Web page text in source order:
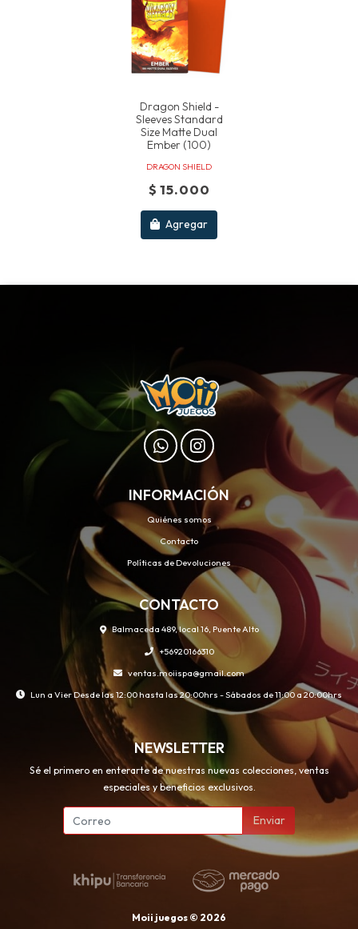
Dragon Shield -
Sleeves Standard
Size Matte Dual
Ember (100)
DRAGON SHIELD
$ 15.000
Agregar
INFORMACIÓN
Quiénes somos
Contacto
Políticas de Devoluciones
CONTACTO
Balmaceda 489, local 16, Puente Alto
+56920166310
ventas.moiispa@gmail.com
Lun a Vier Desde las 12:00 hasta las 20:00hrs - Sábados de 11:00 a 20:00hrs
NEWSLETTER
Sé el primero en enterarte de nuestras nuevas colecciones, ventas
especiales y beneficios exclusivos.
Enviar
Moii juegos © 2026